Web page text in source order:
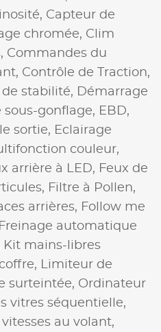
Capteur de
chromée, Clim
Commandes du
Contrôle de Traction,
stabilité,
Démarrage
sous-gonflage, EBD,
sortie, Eclairage
couleur,
arrière à LED, Feux de
Filtre à Pollen,
arrières, Follow me
Freinage automatique
Kit mains-libres
Limiteur de
surteintée, Ordinateur
vitres séquentielle,
au volant,